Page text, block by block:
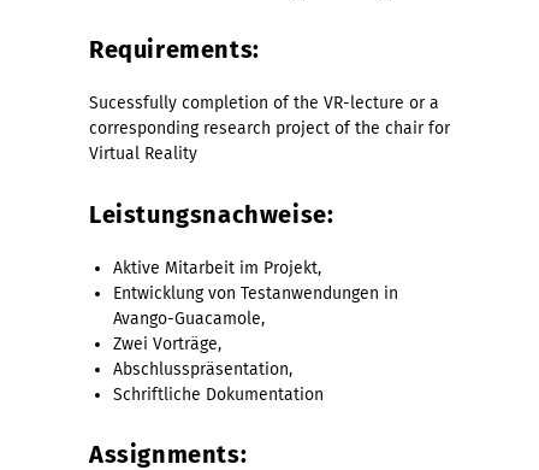
Requirements:
Sucessfully completion of the VR-lecture or a
corresponding research project of the chair for
Virtual Reality
Leistungsnachweise:
Aktive Mitarbeit im Projekt,
Entwicklung von Testanwendungen in
Avango-Guacamole,
Zwei Vorträge,
Abschlusspräsentation,
Schriftliche Dokumentation
Assignments: